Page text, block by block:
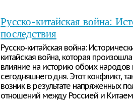
Русско-китайская война:
последствия
Русско-китайская война:
китайская война, которая
влияние на историю обоих
сегодняшнего дня. Этот конфликт,
возник в результате напряженных
отношений между Россией и